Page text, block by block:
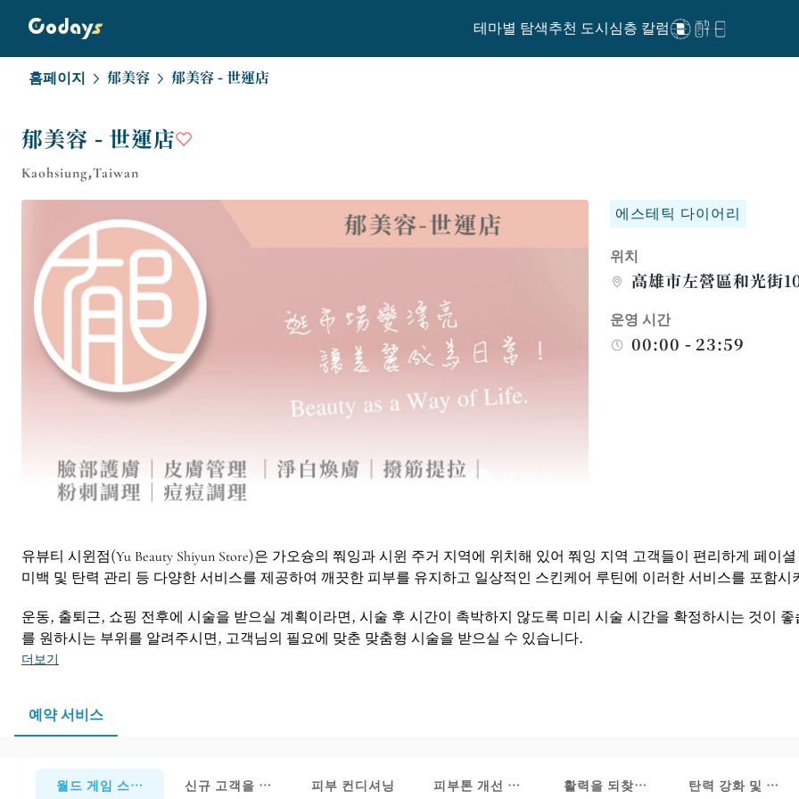
테마별 탐색추천 도시심층 칼럼
홈페이지 郁美容 郁美容 - 世運店
郁美容 - 世運店
Kaohsiung,Taiwan
에스테틱 다이어리
위치
高雄市左營區和光街
운영 시간
00:00 - 23:59
유뷰티 시윈점(Yu Beauty Shiyun Store)은 가오슝의 쭤잉과 시윈 주거 지역에 위치해 있어 쭤잉 지역 고객들이 편리하게 페
미백 및 탄력 관리 등 다양한 서비스를 제공하여 깨끗한 피부를 유지하고 일상적인 스킨케어 루틴에 이러한 서비스를 포함
운동, 출퇴근, 쇼핑 전후에 시술을 받으실 계획이라면, 시술 후 시간이 촉박하지 않도록 미리 시술 시간을 확정하시는 것이
를 원하시는 부위를 알려주시면, 고객님의 필요에 맞춘 맞춤형 시술을 받으실 수 있습니다.
더보기
예약 서비스
월드 게임 스토어 회원 예약 - 여기를 클릭하세요
신규 고객을 위한 첫 경험피부 컨디셔닝 피부톤 개선 및 보습 활력을 되찾고 휴식을 취하세요
탄력 강화 및 리프